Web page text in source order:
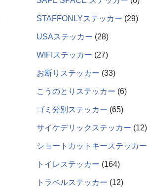
STAFFONLYステッカー 29
USAステッカー 28
WIFIステッカー 27
お断りステッカー 33
こうのとりステッカー 6
ゴミ分別ステッカー 65
サイケデリックステッカー 12
ショートカットキーステッカー
トイレステッカー 164
トラベルステッカー 12